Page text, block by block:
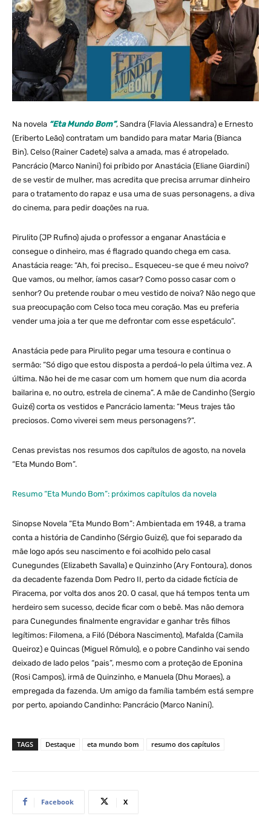
Na novela “Eta Mundo Bom”, Sandra (Flavia Alessandra) e Ernesto
(Eriberto Leão) contratam um bandido para matar Maria (Bianca
Bin). Celso (Rainer Cadete) salva a amada, mas é atropelado.
Pancrácio (Marco Nanini) foi príbido por Anastácia (Eliane Giardini)
de se vestir de mulher, mas acredita que precisa arrumar dinheiro
para o tratamento do rapaz e usa uma de suas personagens, a diva
do cinema, para pedir doações na rua.
Pirulito (JP Rufino) ajuda o professor a enganar Anastácia e
consegue o dinheiro, mas é flagrado quando chega em casa.
Anastácia reage: “Ah, foi preciso… Esqueceu-se que é meu noivo?
Que vamos, ou melhor, íamos casar? Como posso casar com o
senhor? Ou pretende roubar o meu vestido de noiva? Não nego que
sua preocupação com Celso toca meu coração. Mas eu preferia
vender uma joia a ter que me defrontar com esse espetáculo”.
Anastácia pede para Pirulito pegar uma tesoura e continua o
sermão: “Só digo que estou disposta a perdoá-lo pela última vez. A
última. Não hei de me casar com um homem que num dia acorda
bailarina e, no outro, estrela de cinema”. A mãe de Candinho (Sergio
Guizé) corta os vestidos e Pancrácio lamenta: “Meus trajes tão
preciosos. Como viverei sem meus personagens?”.
Cenas previstas nos resumos dos capítulos de agosto, na novela
“Eta Mundo Bom”.
Resumo “Eta Mundo Bom”: próximos capítulos da novela
Sinopse Novela “Eta Mundo Bom”: Ambientada em 1948, a trama
conta a história de Candinho (Sérgio Guizé), que foi separado da
mãe logo após seu nascimento e foi acolhido pelo casal
Cunegundes (Elizabeth Savalla) e Quinzinho (Ary Fontoura), donos
da decadente fazenda Dom Pedro II, perto da cidade fictícia de
Piracema, por volta dos anos 20. O casal, que há tempos tenta um
herdeiro sem sucesso, decide ficar com o bebê. Mas não demora
para Cunegundes finalmente engravidar e ganhar três filhos
legítimos: Filomena, a Filó (Débora Nascimento), Mafalda (Camila
Queiroz) e Quincas (Miguel Rômulo), e o pobre Candinho vai sendo
deixado de lado pelos “pais”, mesmo com a proteção de Eponina
(Rosi Campos), irmã de Quinzinho, e Manuela (Dhu Moraes), a
empregada da fazenda. Um amigo da família também está sempre
por perto, apoiando Candinho: Pancrácio (Marco Nanini).
TAGS Destaque eta mundo bom resumo dos capítulos
Facebook X